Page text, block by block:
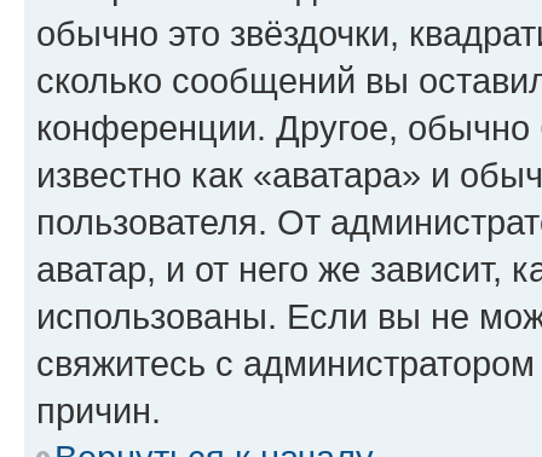
обычно это звёздочки,
сколько сообщений вы
конференции. Другое,
известно как «аватара» и
пользователя. От
аватар, и от него же зависит,
использованы. Если вы не
свяжитесь с
причин.